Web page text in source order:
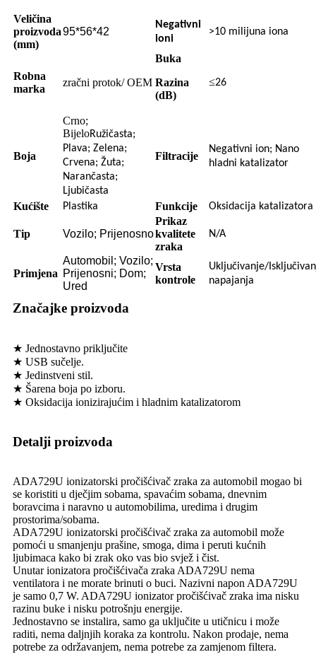
Veličina
proizvoda
(mm)
95*56*42
Negativni
ioni
>10 milijuna iona
Robna
marka
zračni protok/ OEM
Buka
Razina
(dB)
≤26
Boja
Crno;
BijeloRužičasta;
Plava; Zelena;
Crvena; Žuta;
Narančasta;
Ljubičasta
Filtracije
Negativni ion; Nano
hladni katalizator
Kućište Plastika Funkcije Oksidacija katalizatora
Tip Vozilo; Prijenosno
Prikaz
kvalitete
zraka
N/A
Primjena
Automobil; Vozilo;
Prijenosni; Dom;
Ured
Vrsta
kontrole
Uključivanje/
napajanja
Značajke proizvoda
★ Jednostavno priključite
★ USB sučelje.
★ Jedinstveni stil.
★ Šarena boja po izboru.
★ Oksidacija ionizirajućim i hladnim katalizatorom
Detalji proizvoda
ADA729U ionizatorski pročišćivač zraka za automobil mogao bi
se koristiti u dječjim sobama, spavaćim sobama, dnevnim
boravcima i naravno u automobilima, uredima i drugim
prostorima/sobama.
ADA729U ionizatorski pročišćivač zraka za automobil može
pomoći u smanjenju prašine, smoga, dima i peruti kućnih
ljubimaca kako bi zrak oko vas bio svjež i čist.
Unutar ionizatora pročišćivača zraka ADA729U nema
ventilatora i ne morate brinuti o buci. Nazivni napon ADA729U
je samo 0,7 W. ADA729U ionizator pročišćivač zraka ima nisku
razinu buke i nisku potrošnju energije.
Jednostavno se instalira, samo ga uključite u utičnicu i može
raditi, nema daljnjih koraka za kontrolu. Nakon prodaje, nema
potrebe za održavanjem, nema potrebe za zamjenom filtera.